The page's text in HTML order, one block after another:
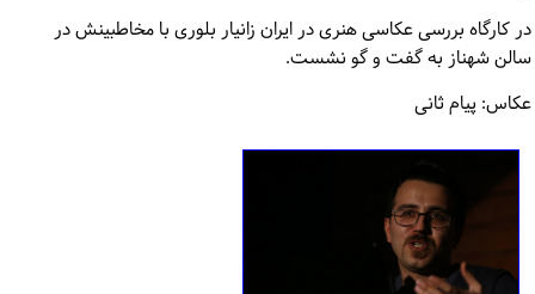
پیگیری / ورود
تماس با ما
در کارگاه بررسی عکاسی هنری در ایران زانیار بلوری با مخاطبینش در
سالن شهناز به گفت و گو نشست.
عکاس: پیام ثانی